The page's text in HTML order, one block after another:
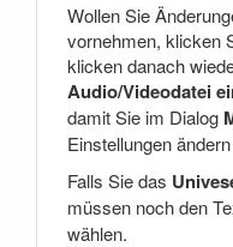
Wollen Sie
vornehmen, klicken
klicken danach
Audio/Videodatei
damit Sie im Dialog
Einstellungen
Falls Sie das
müssen noch den
wählen.